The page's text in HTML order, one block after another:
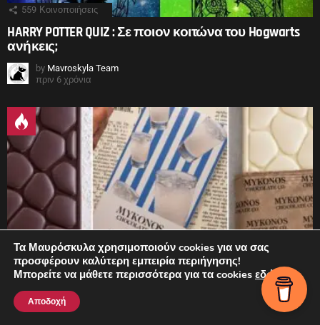
559 Κοινοποιήσεις
HARRY POTTER QUIZ : Σε ποιον κοιτώνα του Hogwarts
ανήκεις;
by Mavroskyla Team
πριν 6 χρόνια
62 Κοινοποιήσεις
Η Μύκονος μπήκε σε σοκολάτα. Και κάπως έτσι…
βρήκαμε λόγο να μην κάνουμε δίαιτα.
Τα Μαυρόσκυλα χρησιμοποιούν cookies για να σας
προσφέρουν καλύτερη εμπειρία περιήγησης!
Μπορείτε να μάθετε περισσότερα για τα cookies εδώ .
Αποδοχή